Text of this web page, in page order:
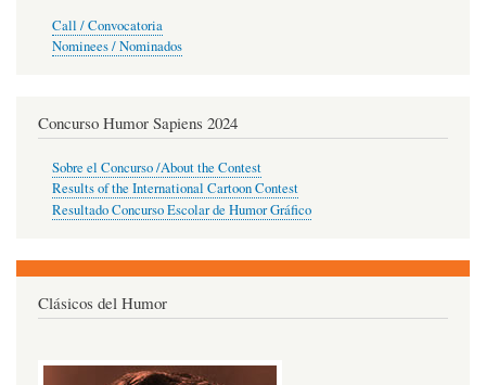
Call / Convocatoria
Nominees / Nominados
Concurso Humor Sapiens 2024
Sobre el Concurso /About the Contest
Results of the International Cartoon Contest
Resultado Concurso Escolar de Humor Gráfico
Clásicos del Humor